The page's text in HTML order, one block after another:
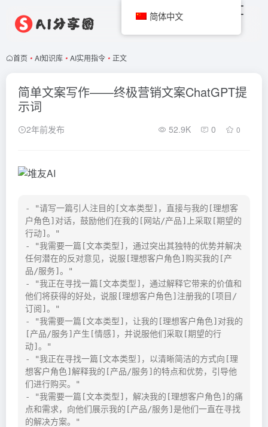
首页 • AI知识库 • AI实用指令 • 正文
简单文案写作——终极营销文案ChatGPT提
示词
2年前发布 52.9K 0 0
- "请写一篇引人注目的[文本类型]，直接与我的[理想客
户角色]对话，鼓励他们在我的[网站/产品]上采取[期望的
行动]。"
- "我需要一篇[文本类型]，通过突出其独特的优势并解决
任何潜在的反对意见，说服[理想客户角色]购买我的[产
品/服务]。"
- "我正在寻找一篇[文本类型]，通过解释它带来的价值和
他们将获得的好处，说服[理想客户角色]注册我的[项目/
订阅]。"
- "我需要一篇[文本类型]，让我的[理想客户角色]对我的
[产品/服务]产生[情感]，并说服他们采取[期望的行
动]。"
- "我正在寻找一篇[文本类型]，以清晰简洁的方式向[理
想客户角色]解释我的[产品/服务]的特点和优势，引导他
们进行购买。"
- "我需要一篇[文本类型]，解决我的[理想客户角色]的痛
点和需求，向他们展示我的[产品/服务]是他们一直在寻找
的解决方案。"
简体中文